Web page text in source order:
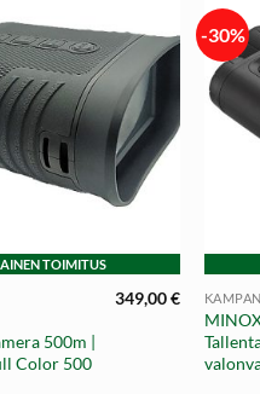
TOIMITUS
500m |
Color 500
349,00€
-30%